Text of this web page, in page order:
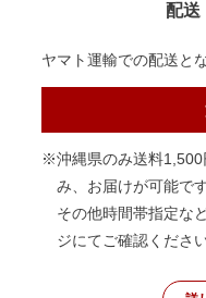
配送
ヤマト運輸での配送と
※沖縄県のみ送料1,500
み、お届けが可能です
その他時間帯指定な
ジにてご確認ください